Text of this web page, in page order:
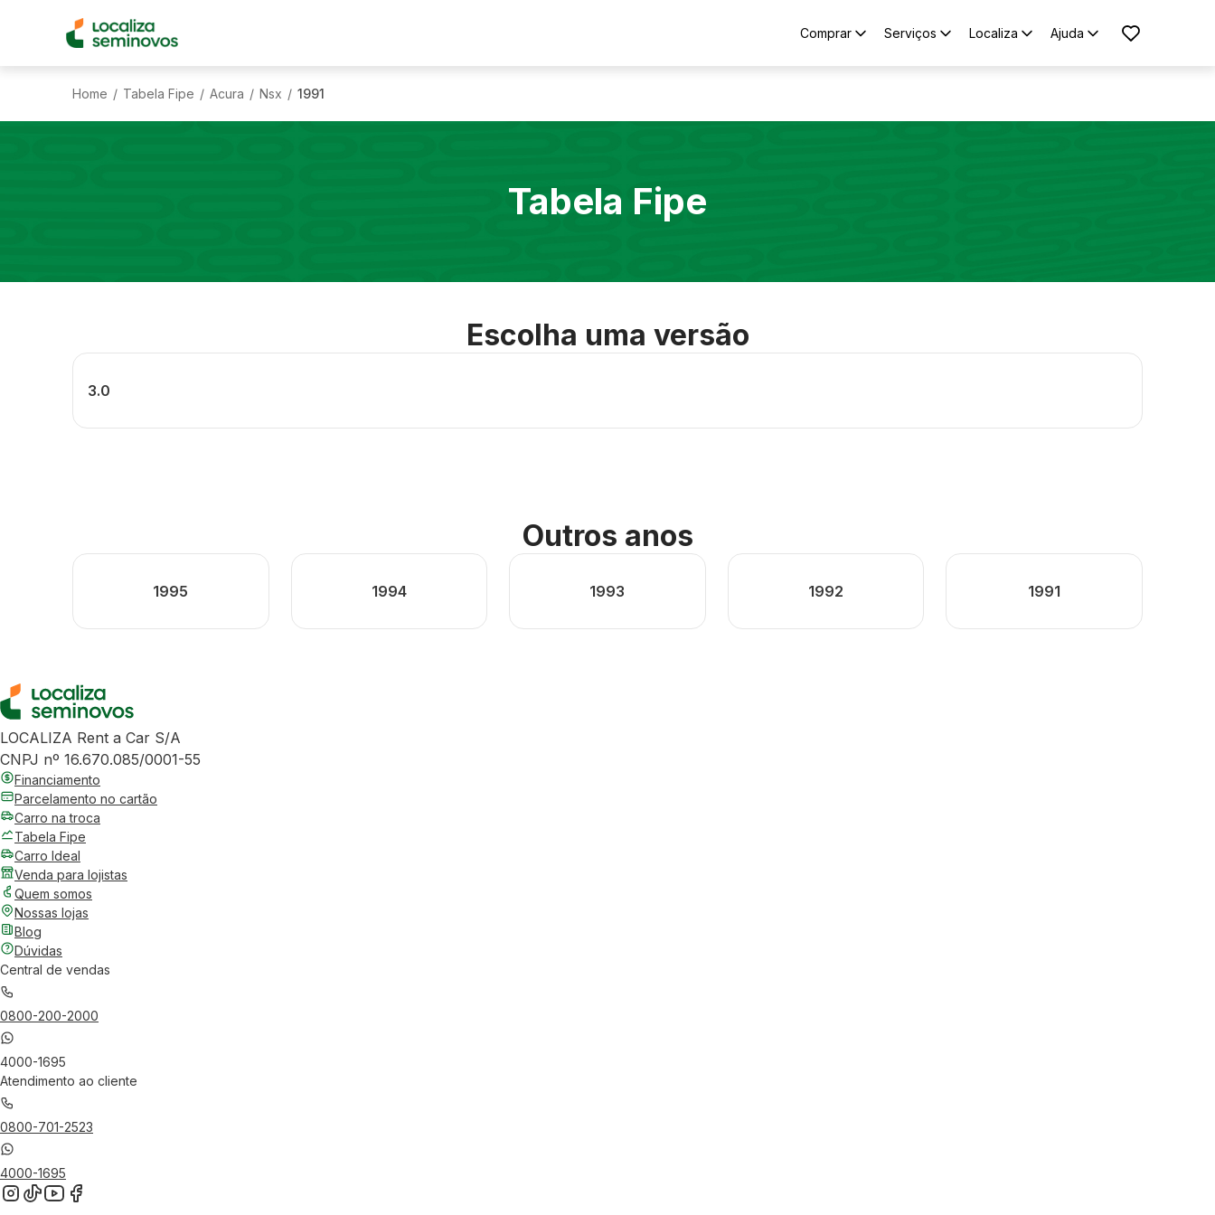
Comprar Serviços Localiza Ajuda
Home / Tabela Fipe / Acura / Nsx / 1991
Tabela Fipe
Escolha uma versão
3.0
Outros anos
1995 1994 1993 1992 1991
LOCALIZA Rent a Car S/A
CNPJ nº 16.670.085/0001-55
Financiamento
Parcelamento no cartão
Carro na troca
Tabela Fipe
Carro Ideal
Venda para lojistas
Quem somos
Nossas lojas
Blog
Dúvidas
Central de vendas
0800-200-2000
4000-1695
Atendimento ao cliente
0800-701-2523
4000-1695